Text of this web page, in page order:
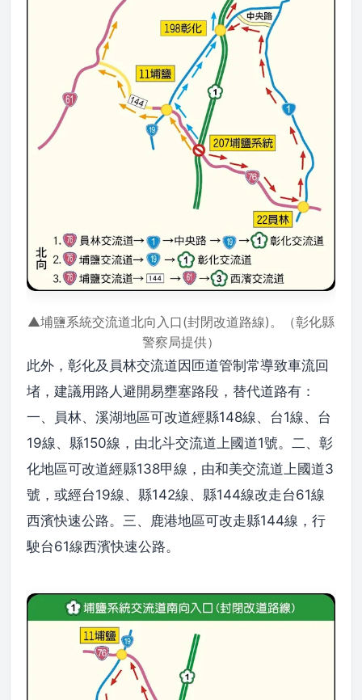
▲埔鹽系統交流道北向入口(封閉改道路線)。（彰化縣
警察局提供）
此外，彰化及員林交流道因匝道管制常導致車流回
堵，建議用路人避開易壅塞路段，替代道路有：
一、員林、溪湖地區可改道經縣148線、台1線、台
19線、縣150線，由北斗交流道上國道1號。二、彰
化地區可改道經縣138甲線，由和美交流道上國道3
號，或經台19線、縣142線、縣144線改走台61線
西濱快速公路。三、鹿港地區可改走縣144線，行
駛台61線西濱快速公路。